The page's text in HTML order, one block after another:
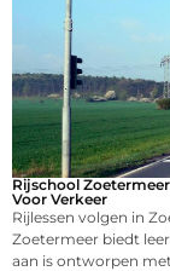
Rijschool
Voor Verkeer
Rijlessen volgen in
Zoetermeer biedt
aan is ontworpen met